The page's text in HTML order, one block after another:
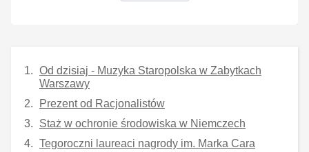
Od dzisiaj - Muzyka Staropolska w Zabytkach
Warszawy
Prezent od Racjonalistów
Staż w ochronie środowiska w Niemczech
Tegoroczni laureaci nagrody im. Marka Cara